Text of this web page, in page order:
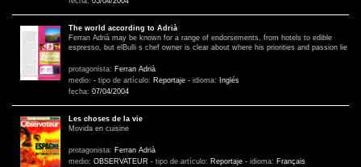
The world according to Adrià
Ferran Adrià may be known for a range of endorsements, from hotels to edible
espresso, but elBulli s chef owner is clear about where his priorities and passion lie
protagonista: Ferran Adrià
medio: - tipo de artículo: Reportaje - idioma:
Inglés
fecha: 07/04/2004
Les choses de la vie
Movida en cuisine
protagonista: Ferran Adrià
medio: OBSERVATEUR - tipo de artículo: Reportaje - idioma: Français